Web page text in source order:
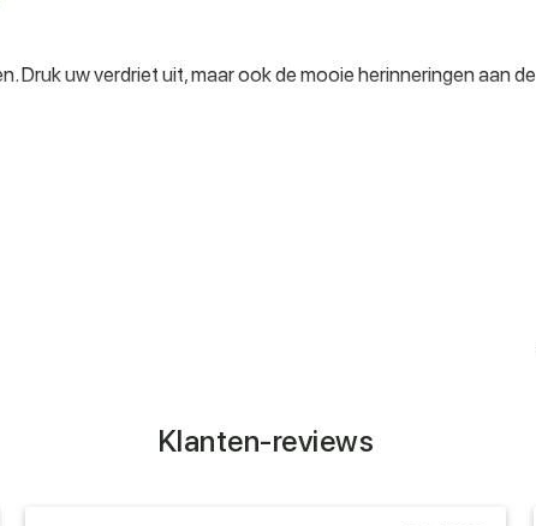
Druk uw verdriet uit, maar ook de mooie herinneringen aan de
Klanten-reviews